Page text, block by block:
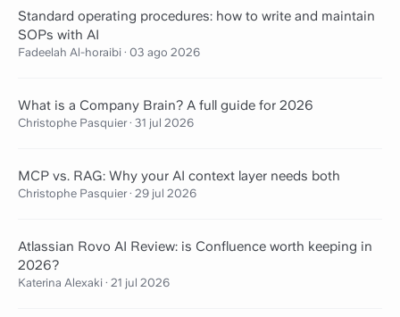
Standard operating procedures: how to write and maintain
SOPs with AI
Fadeelah Al-horaibi · 03 ago 2026
What is a Company Brain? A full guide for 2026
Christophe Pasquier · 31 jul 2026
MCP vs. RAG: Why your AI context layer needs both
Christophe Pasquier · 29 jul 2026
Atlassian Rovo AI Review: is Confluence worth keeping in
2026?
Katerina Alexaki · 21 jul 2026